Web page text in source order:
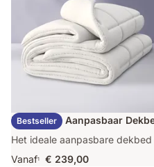
Bestseller
Emma Duo Aanpasbaar
Het ideale aanpasbare
Vanaf1 € 239,00